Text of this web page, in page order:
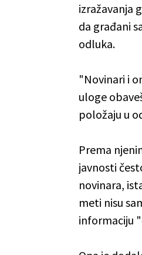
izražavanja
da građani
odluka.
"Novinari i
uloge
položaju u
Prema
javnosti
novinara,
meti nisu
informaciju